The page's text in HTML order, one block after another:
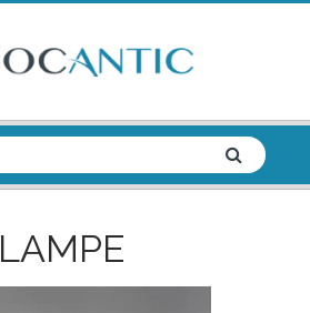
LAMPE